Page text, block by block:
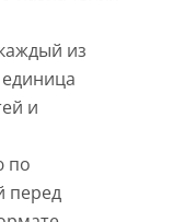
из
и
по
перед